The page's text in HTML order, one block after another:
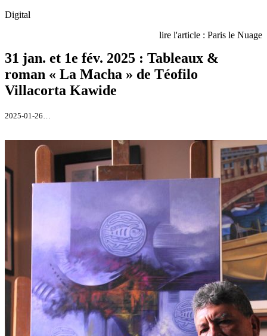
Digital
lire l'article : Paris le Nuage
31 jan. et 1e fév. 2025 : Tableaux &
roman « La Macha » de Téofilo
Villacorta Kawide
2025-01-26…